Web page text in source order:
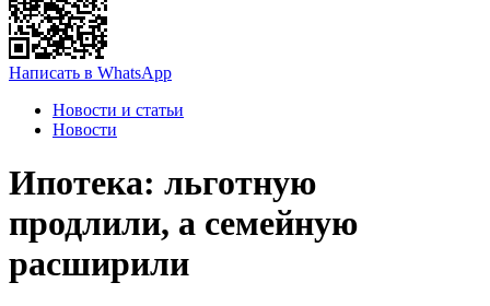
Написать в WhatsApp
Новости и статьи
Новости
Ипотека: льготную
продлили, а семейную
расширили